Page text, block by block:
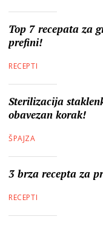
Top 7 recepata za
prefini!
RECEPTI
Sterilizacija
obavezan korak!
ŠPAJZA
3 brza recepta za
RECEPTI